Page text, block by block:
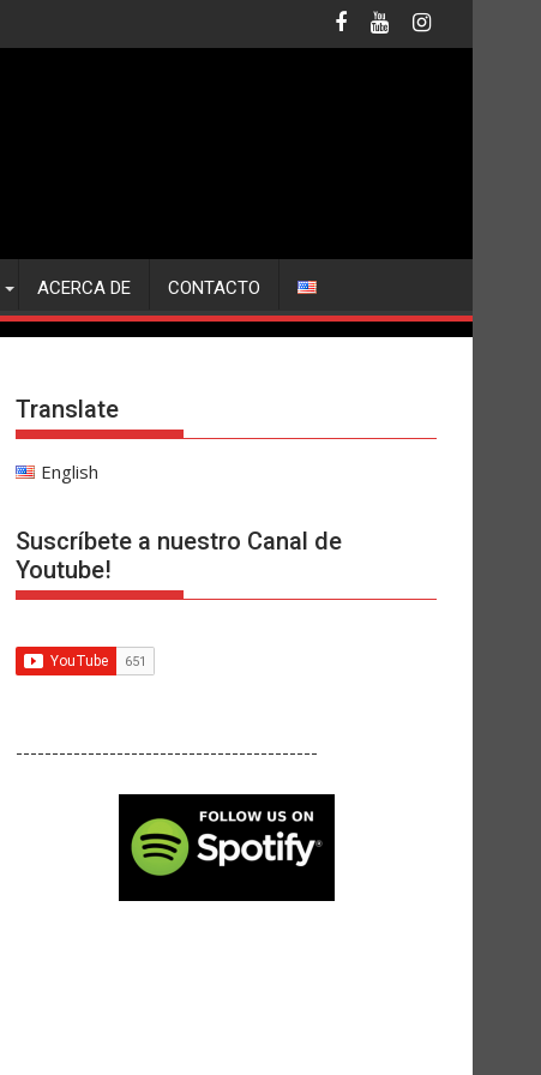
ACERCA DE CONTACTO
Translate
English
Suscríbete a nuestro Canal de
Youtube!
------------------------------------------